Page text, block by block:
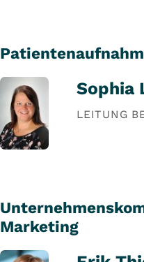
Sophia
LEITUNG
Marketing